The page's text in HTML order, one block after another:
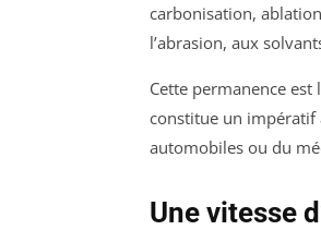
carbonisation,
l’abrasion, aux
Cette permanence
constitue un impératif
automobiles ou du
Une vitesse